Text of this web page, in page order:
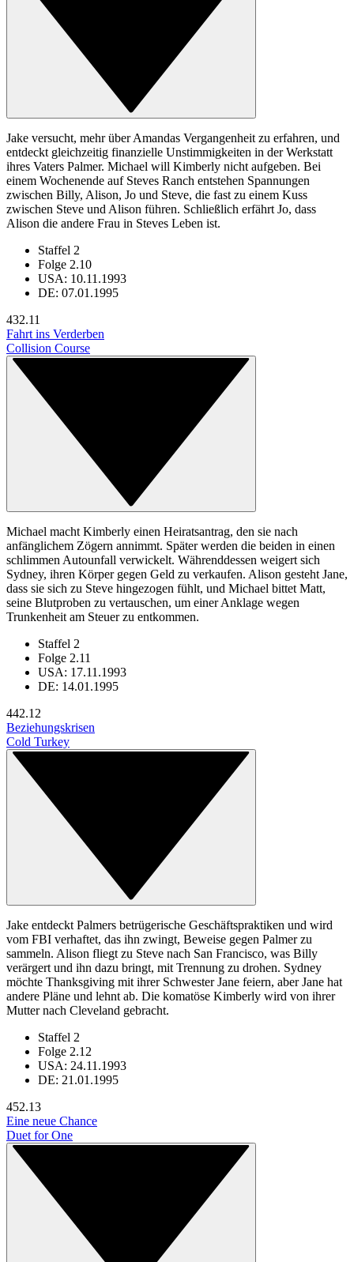
Jake versucht, mehr über Amandas Vergangenheit zu erfahren, und
entdeckt gleichzeitig finanzielle Unstimmigkeiten in der Werkstatt
ihres Vaters Palmer. Michael will Kimberly nicht aufgeben. Bei
einem Wochenende auf Steves Ranch entstehen Spannungen
zwischen Billy, Alison, Jo und Steve, die fast zu einem Kuss
zwischen Steve und Alison führen. Schließlich erfährt Jo, dass
Alison die andere Frau in Steves Leben ist.
Staffel 2
Folge 2.10
USA: 10.11.1993
DE: 07.01.1995
432.11
Fahrt ins Verderben
Collision Course
Michael macht Kimberly einen Heiratsantrag, den sie nach
anfänglichem Zögern annimmt. Später werden die beiden in einen
schlimmen Autounfall verwickelt. Währenddessen weigert sich
Sydney, ihren Körper gegen Geld zu verkaufen. Alison gesteht Jane,
dass sie sich zu Steve hingezogen fühlt, und Michael bittet Matt,
seine Blutproben zu vertauschen, um einer Anklage wegen
Trunkenheit am Steuer zu entkommen.
Staffel 2
Folge 2.11
USA: 17.11.1993
DE: 14.01.1995
442.12
Beziehungskrisen
Cold Turkey
Jake entdeckt Palmers betrügerische Geschäftspraktiken und wird
vom FBI verhaftet, das ihn zwingt, Beweise gegen Palmer zu
sammeln. Alison fliegt zu Steve nach San Francisco, was Billy
verärgert und ihn dazu bringt, mit Trennung zu drohen. Sydney
möchte Thanksgiving mit ihrer Schwester Jane feiern, aber Jane hat
andere Pläne und lehnt ab. Die komatöse Kimberly wird von ihrer
Mutter nach Cleveland gebracht.
Staffel 2
Folge 2.12
USA: 24.11.1993
DE: 21.01.1995
452.13
Eine neue Chance
Duet for One